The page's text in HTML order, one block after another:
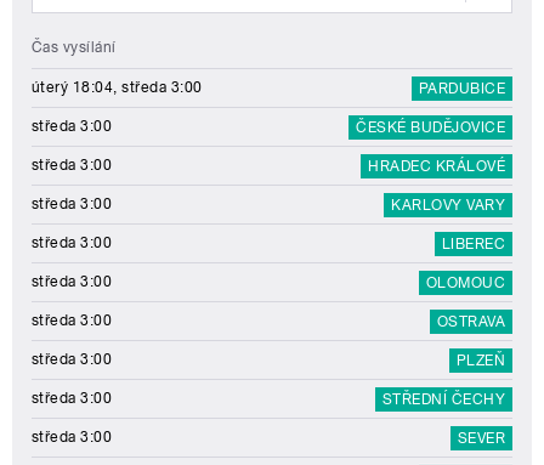
Čas vysílání
úterý 18:04, středa 3:00 PARDUBICE
středa 3:00 ČESKÉ BUDĚJOVICE
středa 3:00 HRADEC KRÁLOVÉ
středa 3:00 KARLOVY VARY
středa 3:00 LIBEREC
středa 3:00 OLOMOUC
středa 3:00 OSTRAVA
středa 3:00 PLZEŇ
středa 3:00 STŘEDNÍ ČECHY
středa 3:00 SEVER